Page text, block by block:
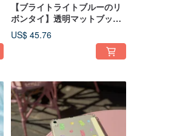
【ブライトライトブルーのリ
ボンタイ】透明マットブック
型iPad保護ケース
US$ 45.76